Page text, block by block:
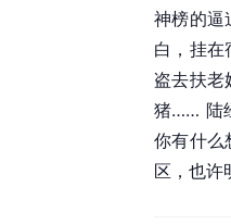
神榜的逼
白，挂
盗去扶
猪…… 陆
你有什么
区，也许